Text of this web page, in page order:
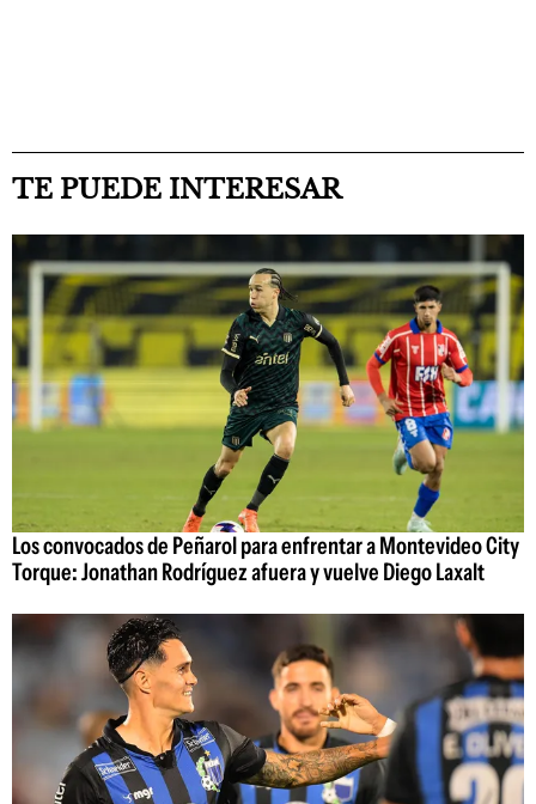
TE PUEDE INTERESAR
Los convocados de Peñarol para enfrentar a Montevideo City
Torque: Jonathan Rodríguez afuera y vuelve Diego Laxalt